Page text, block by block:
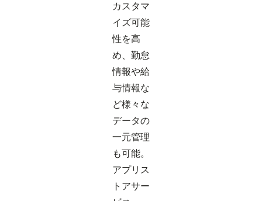
カスタマ
イズ可能
性を高
め、勤怠
情報や給
与情報な
ど様々な
データの
一元管理
も可能。
アプリス
トアサー